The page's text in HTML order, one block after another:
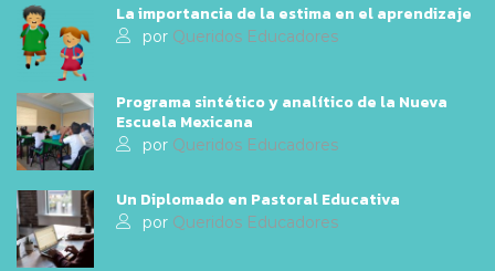
La importancia de la estima en el aprendizaje
por Queridos Educadores
Programa sintético y analítico de la Nueva
Escuela Mexicana
por Queridos Educadores
Un Diplomado en Pastoral Educativa
por Queridos Educadores